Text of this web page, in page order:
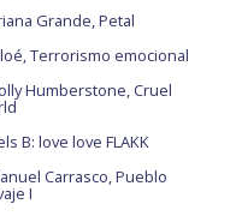
Grande, Petal
Terrorismo emocional
Humberstone, Cruel
B: love love FLAKK
Carrasco, Pueblo
I